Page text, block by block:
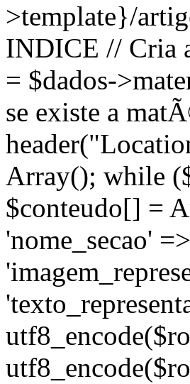
>template}/
INDICE // Cria
= $dados-
se existe a
Array(); while
$conteudo[] =
'nome_secao'